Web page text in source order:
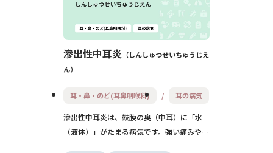
滲出性中耳炎
しんしゅつせいちゅうじえ
ん
耳・鼻・のど(耳鼻咽喉科) 耳の病気
滲出性中耳炎は、鼓膜の奥（中耳）に「水
（液体）」がたまる病気です。強い痛みや高